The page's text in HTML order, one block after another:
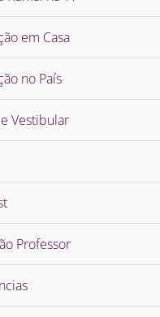
em Casa
no País
Vestibular
Professor